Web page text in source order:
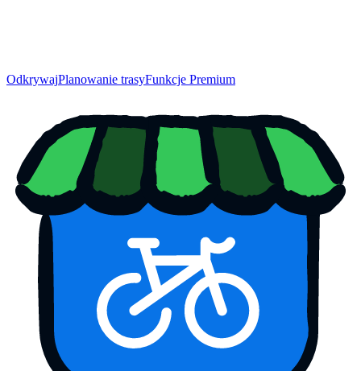
OdkrywajPlanowanie trasyFunkcje Premium